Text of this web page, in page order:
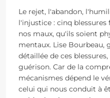
Le rejet, l'abandon,
l'injustice : cinq
nos maux, qu'ils soient
mentaux. Lise Bourbeau,
détaillée de ces
guérison. Car de la
mécanismes dépend le
celui qui nous conduit à